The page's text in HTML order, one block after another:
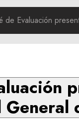
de Evaluación
General